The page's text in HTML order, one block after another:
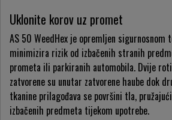
Uklonite korov uz promet
AS 50 WeedHex je opremljen sigurnosnom
minimizira rizik od izbačenih stranih
prometa ili parkiranih automobila. Dvije
zatvorene su unutar zatvorene haube dok
tkanine prilagođava se površini tla,
izbačenih predmeta tijekom upotrebe.